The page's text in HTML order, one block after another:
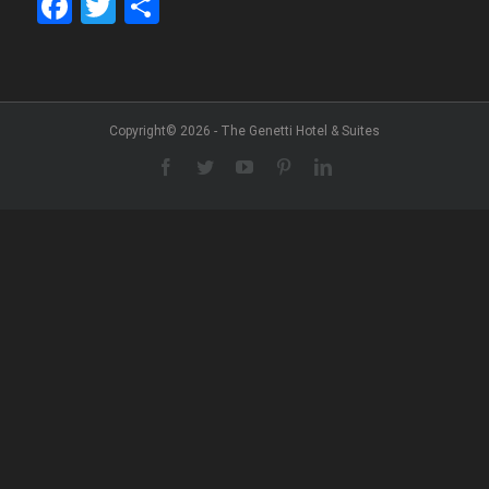
Copyright© 2026 - The Genetti Hotel & Suites
Facebook
TwitterYouTubePinterestLinkedIn